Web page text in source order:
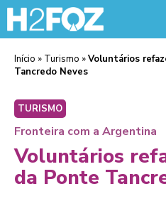
Início » Turismo »Voluntários
Tancredo Neves
TURISMO
Fronteira com a Argentina
Voluntários
da Ponte